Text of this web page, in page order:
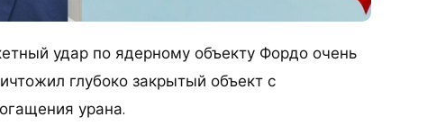
удар по ядерному объекту Фордо очень
глубоко закрытый объект с
урана.